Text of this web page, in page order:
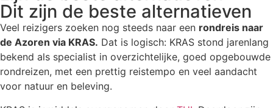
Dit zijn de beste alternatieven
Veel reizigers zoeken nog steeds naar een rondreis naar
de Azoren via KRAS. Dat is logisch: KRAS stond jarenlang
bekend als specialist in overzichtelijke, goed opgebouwde
rondreizen, met een prettig reistempo en veel aandacht
voor natuur en beleving.